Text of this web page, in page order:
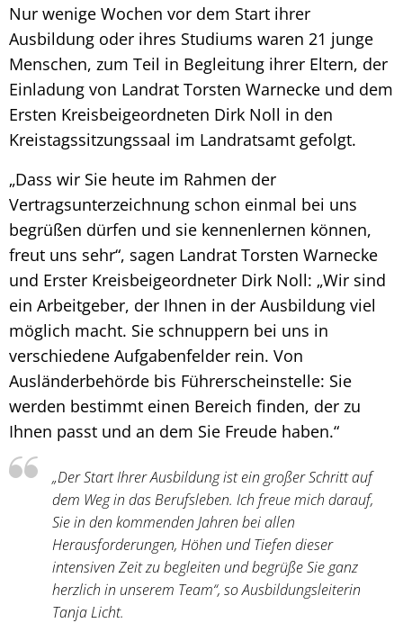
Nur wenige Wochen vor dem Start ihrer
Ausbildung oder ihres Studiums waren 21 junge
Menschen, zum Teil in Begleitung ihrer Eltern, der
Einladung von Landrat Torsten Warnecke und dem
Ersten Kreisbeigeordneten Dirk Noll in den
Kreistagssitzungssaal im Landratsamt gefolgt.
„Dass wir Sie heute im Rahmen der
Vertragsunterzeichnung schon einmal bei uns
begrüßen dürfen und sie kennenlernen können,
freut uns sehr“, sagen Landrat Torsten Warnecke
und Erster Kreisbeigeordneter Dirk Noll: „Wir sind
ein Arbeitgeber, der Ihnen in der Ausbildung viel
möglich macht. Sie schnuppern bei uns in
verschiedene Aufgabenfelder rein. Von
Ausländerbehörde bis Führerscheinstelle: Sie
werden bestimmt einen Bereich finden, der zu
Ihnen passt und an dem Sie Freude haben.“
„Der Start Ihrer Ausbildung ist ein großer Schritt auf
dem Weg in das Berufsleben. Ich freue mich darauf,
Sie in den kommenden Jahren bei allen
Herausforderungen, Höhen und Tiefen dieser
intensiven Zeit zu begleiten und begrüße Sie ganz
herzlich in unserem Team“, so Ausbildungsleiterin
Tanja Licht.